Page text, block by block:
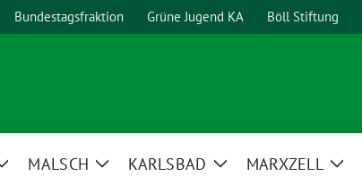
Bundestagsfraktion Grüne Jugend KA Böll Stiftung
ZeigeMALSCH
ZeigeKARLSBAD
ZeigeMARXZELL